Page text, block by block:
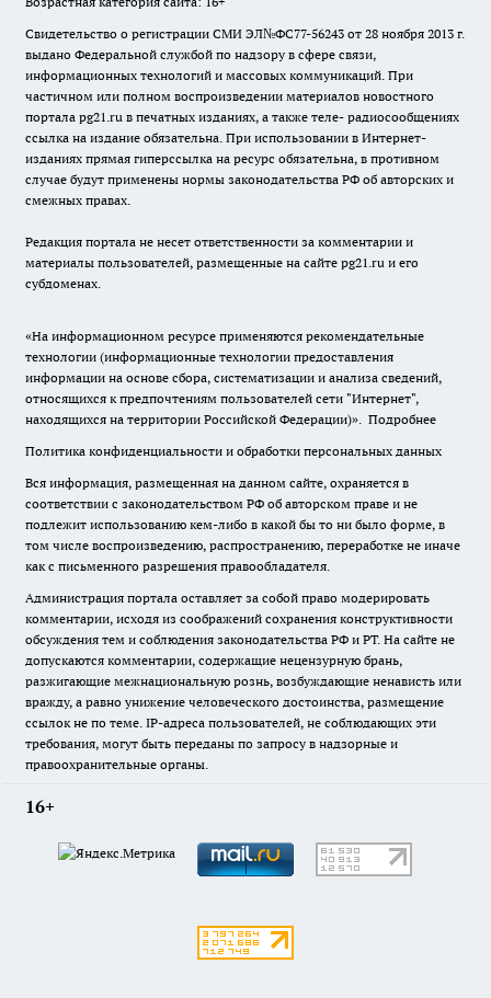
Свидетельство о регистрации СМИ ЭЛ№ФС77-56243 от 28 ноября 2013 г.
выдано Федеральной службой по надзору в сфере связи,
информационных технологий и массовых коммуникаций. При
частичном или полном воспроизведении материалов новостного
портала pg21.ru в печатных изданиях, а также теле- радиосообщениях
ссылка на издание обязательна. При использовании в Интернет-
изданиях прямая гиперссылка на ресурс обязательна, в противном
случае будут применены нормы законодательства РФ об авторских и
смежных правах.
Редакция портала не несет ответственности за комментарии и
материалы пользователей, размещенные на сайте pg21.ru и его
субдоменах.
«На информационном ресурсе применяются рекомендательные
технологии (информационные технологии предоставления
информации на основе сбора, систематизации и анализа сведений,
относящихся к предпочтениям пользователей сети "Интернет",
находящихся на территории Российской Федерации)». Подробнее
Политика конфиденциальности и обработки персональных данных
Вся информация, размещенная на данном сайте, охраняется в
соответствии с законодательством РФ об авторском праве и не
подлежит использованию кем-либо в какой бы то ни было форме, в
том числе воспроизведению, распространению, переработке не иначе
как с письменного разрешения правообладателя.
Администрация портала оставляет за собой право модерировать
комментарии, исходя из соображений сохранения конструктивности
обсуждения тем и соблюдения законодательства РФ и РТ. На сайте не
допускаются комментарии, содержащие нецензурную брань,
разжигающие межнациональную рознь, возбуждающие ненависть или
вражду, а равно унижение человеческого достоинства, размещение
ссылок не по теме. IP-адреса пользователей, не соблюдающих эти
требования, могут быть переданы по запросу в надзорные и
правоохранительные органы.
16+